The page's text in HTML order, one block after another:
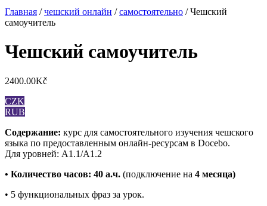
Главная /чешский онлайн /самостоятельно / Чешский
самоучитель
Чешский самоучитель
2400.00Kč
CZK
RUB
Содержание: курс для самостоятельного изучения чешского
языка по предоставленным онлайн-ресурсам в Docebo.
Для уровней: А1.1/А1.2
• Количество часов: 40 а.ч. (подключение на 4 месяца)
• 5 функциональных фраз за урок.